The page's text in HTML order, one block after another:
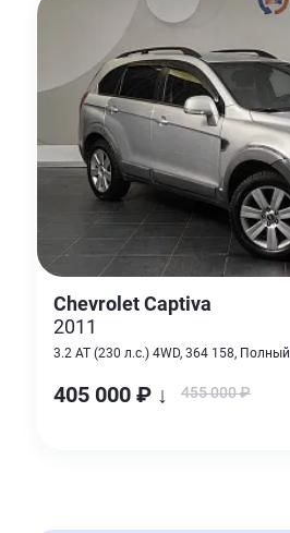
Chevrolet Captiva
2011
3.2 AT (230 л.с.) 4WD, 364 158, Полный
405 000 ₽ ↓ 455 000 ₽